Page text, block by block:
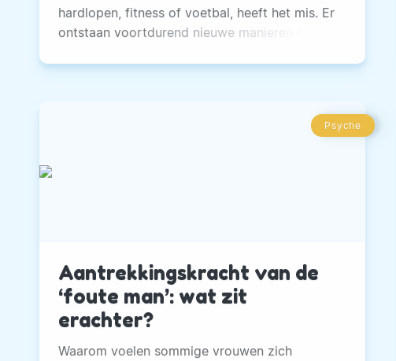
hardlopen, fitness of voetbal, heeft het mis. Er
ontstaan voortdurend nieuwe manieren om in
Psyche
Aantrekkingskracht van de
‘foute man’: wat zit
erachter?
Waarom voelen sommige vrouwen zich